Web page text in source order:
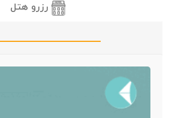
رزرو هتل